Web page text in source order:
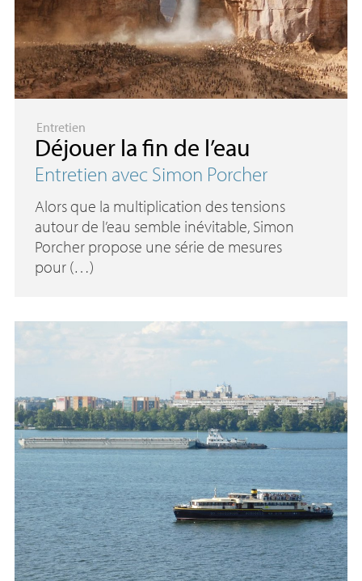
Entretien
Déjouer la fin de l’eau
Entretien avec Simon Porcher
Alors que la multiplication des tensions
autour de l’eau semble inévitable, Simon
Porcher propose une série de mesures
pour (…)